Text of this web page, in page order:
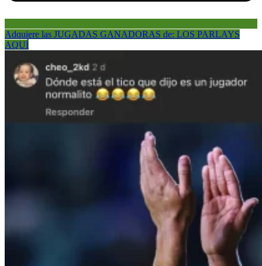
Adquiere las JUGADAS GANADORAS de: LOS PARLAYS
AQUÍ